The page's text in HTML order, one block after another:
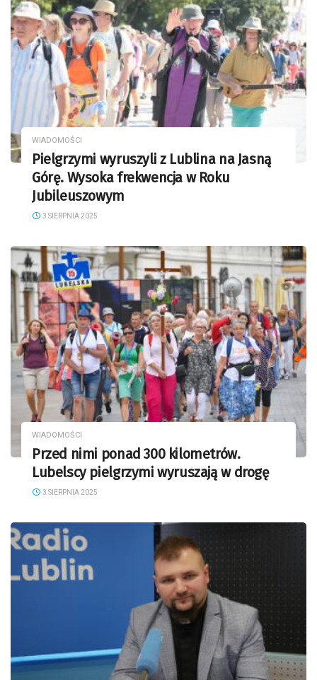
WIADOMOŚCI
Pielgrzymi wyruszyli z Lublina na Jasną
Górę. Wysoka frekwencja w Roku
Jubileuszowym
3 SIERPNIA 2025
WIADOMOŚCI
Przed nimi ponad 300 kilometrów.
Lubelscy pielgrzymi wyruszają w drogę
3 SIERPNIA 2025